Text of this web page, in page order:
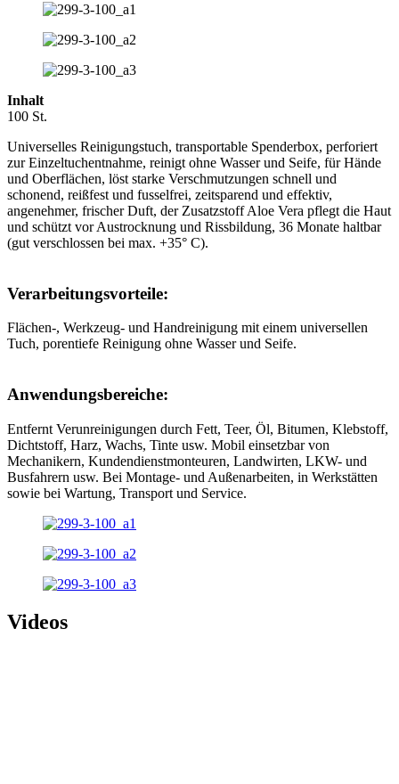
Inhalt
100 St.
Universelles Reinigungstuch, transportable Spenderbox, perforiert
zur Einzeltuchentnahme, reinigt ohne Wasser und Seife, für Hände
und Oberflächen, löst starke Verschmutzungen schnell und
schonend, reißfest und fusselfrei, zeitsparend und effektiv,
angenehmer, frischer Duft, der Zusatzstoff Aloe Vera pflegt die Haut
und schützt vor Austrocknung und Rissbildung, 36 Monate haltbar
(gut verschlossen bei max. +35° C).
Verarbeitungsvorteile:
Flächen-, Werkzeug- und Handreinigung mit einem universellen
Tuch, porentiefe Reinigung ohne Wasser und Seife.
Anwendungsbereiche:
Entfernt Verunreinigungen durch Fett, Teer, Öl, Bitumen, Klebstoff,
Dichtstoff, Harz, Wachs, Tinte usw. Mobil einsetzbar von
Mechanikern, Kundendienstmonteuren, Landwirten, LKW- und
Busfahrern usw. Bei Montage- und Außenarbeiten, in Werkstätten
sowie bei Wartung, Transport und Service.
Videos